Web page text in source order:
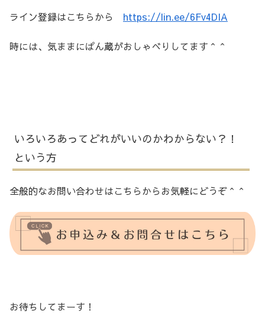
ライン登録はこちらから https://lin.ee/6Fv4DIA
時には、気ままにぱん蔵がおしゃべりしてます＾＾
いろいろあってどれがいいのかわからない？！
という方
全般的なお問い合わせはこちらからお気軽にどうぞ＾＾
お待ちしてまーす！